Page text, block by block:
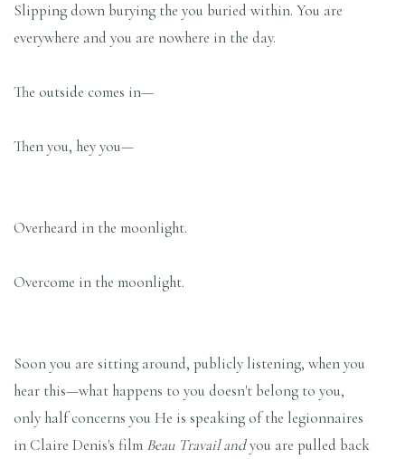
Slipping down burying the you buried within. You are
everywhere and you are nowhere in the day.
The outside comes in—
Then you, hey you—
Overheard in the moonlight.
Overcome in the moonlight.
Soon you are sitting around, publicly listening, when you
hear this—what happens to you doesn't belong to you,
only half concerns you He is speaking of the legionnaires
in Claire Denis's film Beau Travail andyou are pulled back